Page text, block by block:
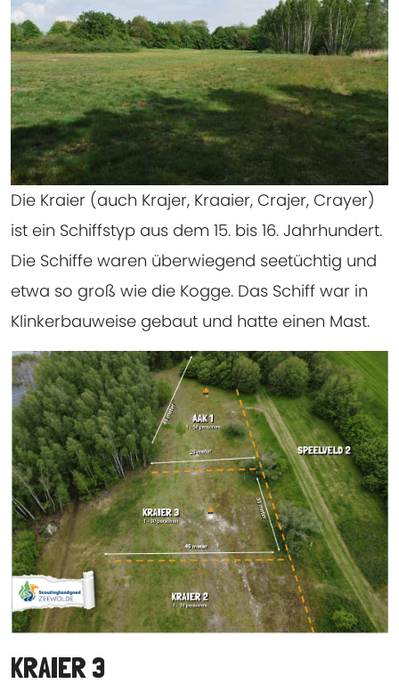
Die Kraier (auch Krajer, Kraaier, Crajer, Crayer)
ist ein Schiffstyp aus dem 15. bis 16. Jahrhundert.
Die Schiffe waren überwiegend seetüchtig und
etwa so groß wie die Kogge. Das Schiff war in
Klinkerbauweise gebaut und hatte einen Mast.
KRAIER 3